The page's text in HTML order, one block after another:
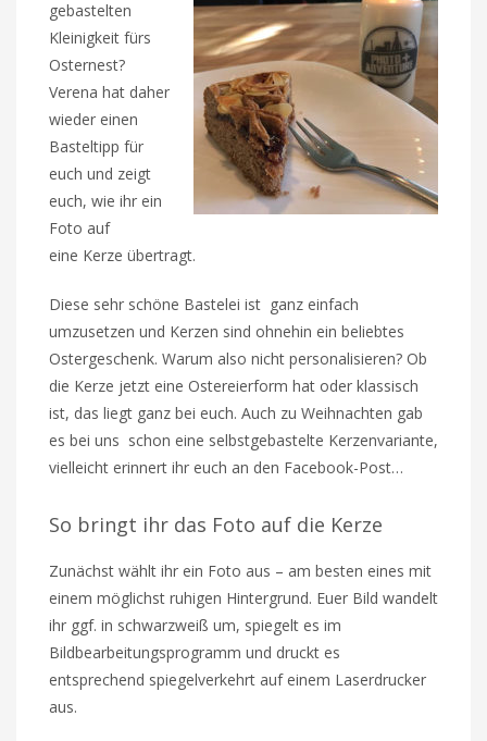
gebastelten
Kleinigkeit fürs
Osternest?
Verena hat daher
wieder einen
Basteltipp für
euch und zeigt
euch, wie ihr ein
Foto auf
eine Kerze übertragt.
Diese sehr schöne Bastelei ist ganz einfach
umzusetzen und Kerzen sind ohnehin ein beliebtes
Ostergeschenk. Warum also nicht personalisieren? Ob
die Kerze jetzt eine Ostereierform hat oder klassisch
ist, das liegt ganz bei euch. Auch zu Weihnachten gab
es bei uns schon eine selbstgebastelte Kerzenvariante,
vielleicht erinnert ihr euch an den Facebook-Post…
So bringt ihr das Foto auf die Kerze
Zunächst wählt ihr ein Foto aus – am besten eines mit
einem möglichst ruhigen Hintergrund. Euer Bild wandelt
ihr ggf. in schwarzweiß um, spiegelt es im
Bildbearbeitungsprogramm und druckt es
entsprechend spiegelverkehrt auf einem Laserdrucker
aus.